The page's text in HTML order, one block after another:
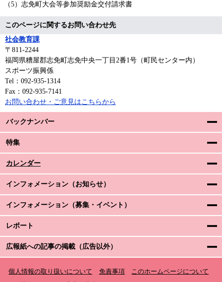
バックナンバー
特集
カレンダー
インフォメーション（お知らせ）
インフォメーション（募集・イベント）
レポート
広報紙への記事の掲載（広告以外）
（5）志免町大会等参加奨励金交付請求書
このページに関するお問い合わせ先
社会教育課
〒811-2244
福岡県糟屋郡志免町志免中央一丁目2番1号（町民センター内）
スポーツ振興係
Tel：092-935-1314
Fax：092-935-7141
お問い合わせ・ご意見はこちらから
個人情報の取り扱いについて 免責事項
このホームページについて